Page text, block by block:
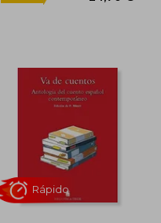
5%
dcto.